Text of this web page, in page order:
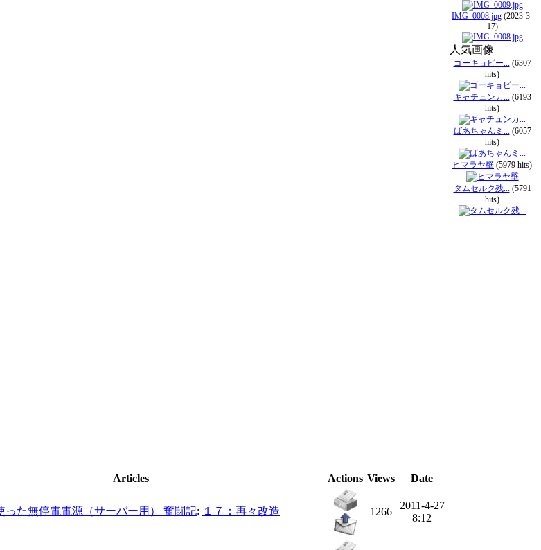
Articles
Actions Views Date
った無停電電源（サーバー用） 奮闘記: １７：再々改造 1266
2011-4-27
8:12
IMG_0008.jpg (2023-3-
17)
人気画像
ゴーキョピー... (6307
hits)
ギャチュンカ... (6193
hits)
ばあちゃんミ... (6057
hits)
ヒマラヤ壁 (5979 hits)
タムセルク残... (5791
hits)